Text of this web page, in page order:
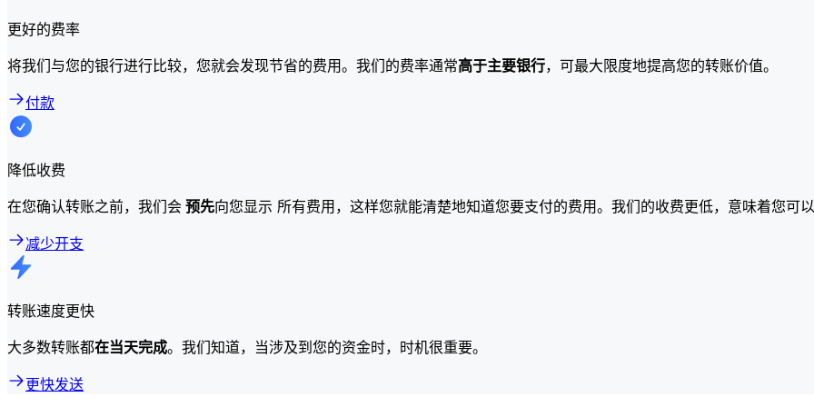
更好的费率
将我们与您的银行进行比较，您就会发现节省的费用。我们的费率通常高于主要银行，可最大限度地提高您的转账价值。
付款
降低收费
在您确认转账之前，我们会 预先向您显示 所有费用，这样您就能清楚地知道您要支付的费用。我们的收费更低，意味着您可以
减少开支
转账速度更快
大多数转账都在当天完成。我们知道，当涉及到您的资金时，时机很重要。
更快发送